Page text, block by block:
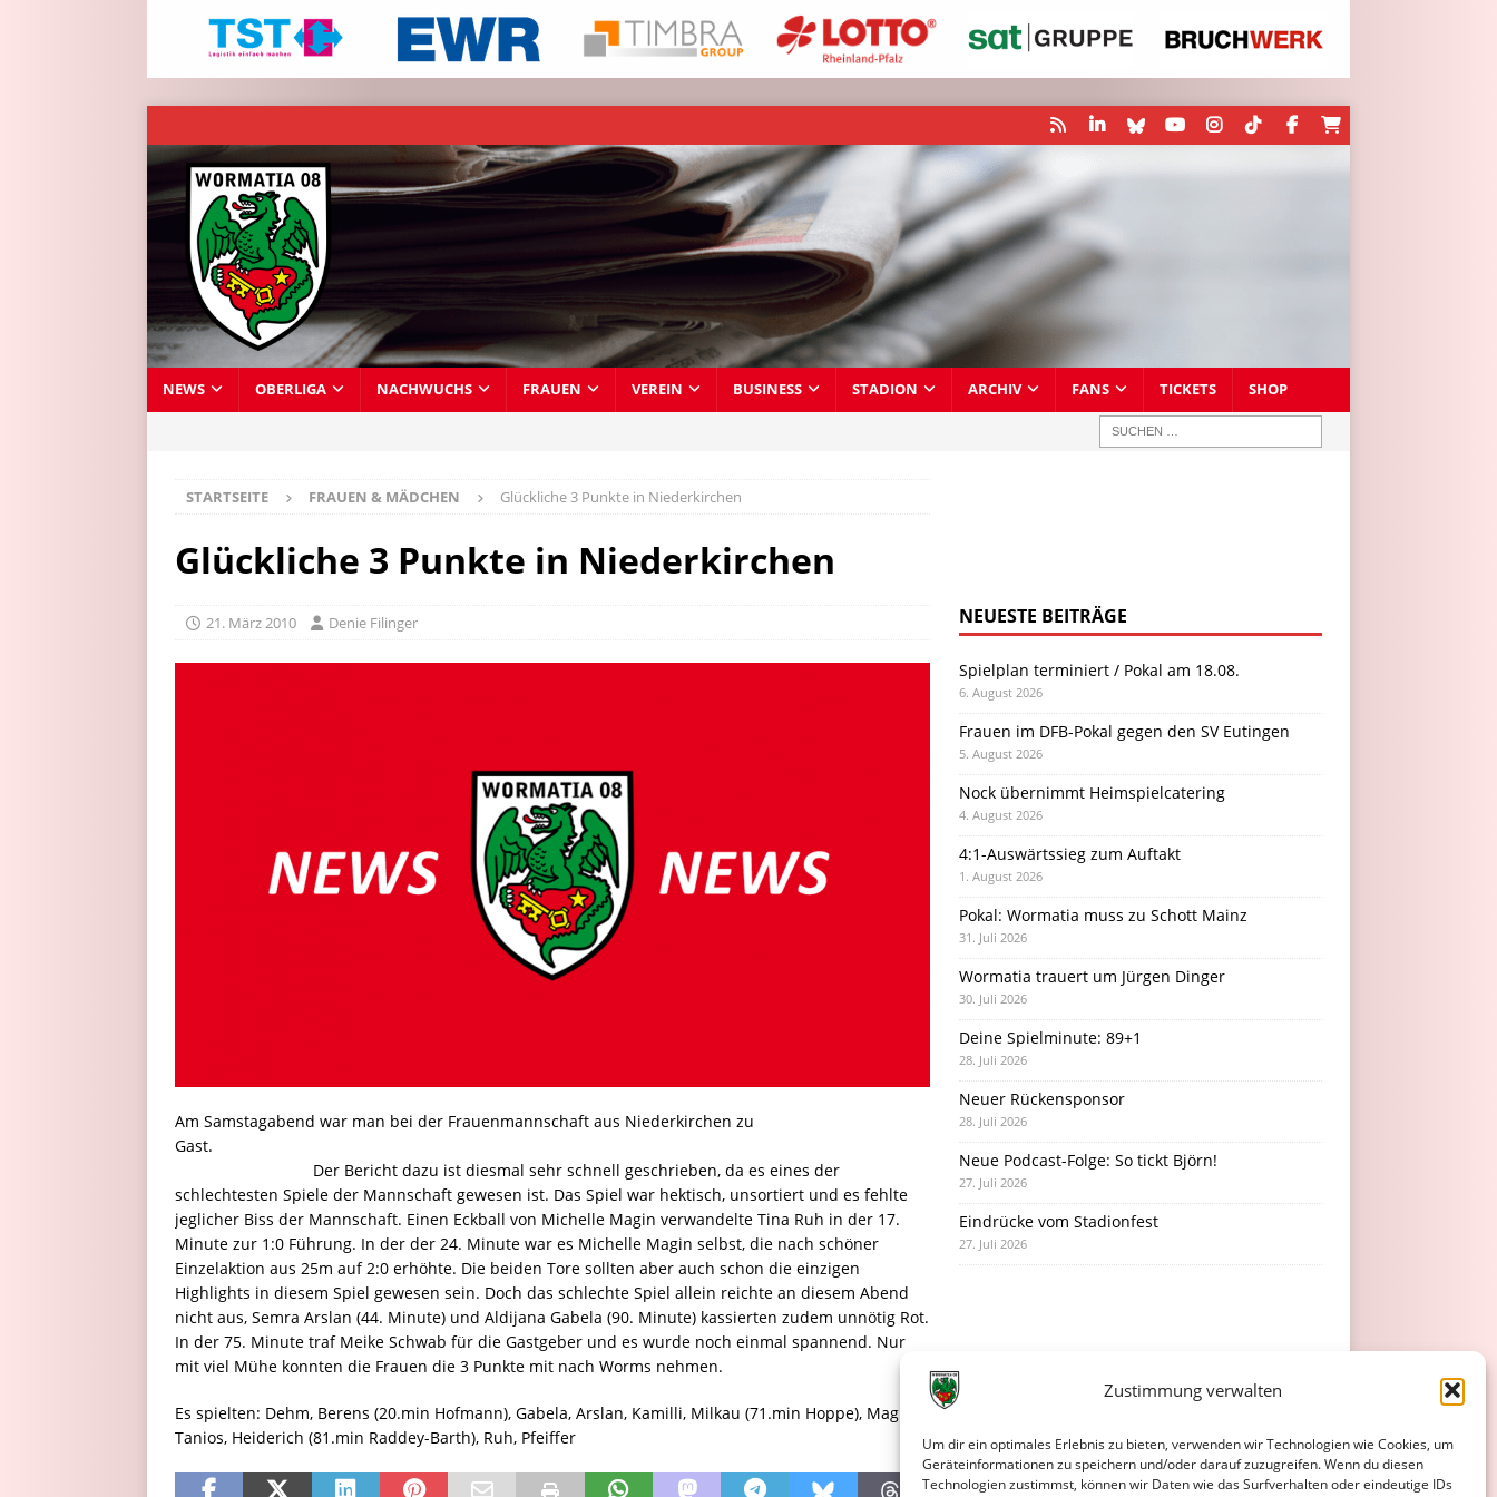
Zustimmung verwalten
Um dir ein optimales Erlebnis zu bieten, verwenden wir Technologien wie Cookies, um
Geräteinformationen zu speichern und/oder darauf zuzugreifen. Wenn du diesen
Technologien zustimmst, können wir Daten wie das Surfverhalten oder eindeutige IDs
NEWS OBERLIGA NACHWUCHS FRAUEN VEREIN BUSINESS STADION ARCHIV FANS TICKETS SHOP
STARTSEITE FRAUEN & MÄDCHEN Glückliche 3 Punkte in Niederkirchen
Glückliche 3 Punkte in Niederkirchen
21. März 2010 Denie Filinger
Am Samstagabend war man bei der Frauenmannschaft aus Niederkirchen zu
Gast.
Der Bericht dazu ist diesmal sehr schnell geschrieben, da es eines der
schlechtesten Spiele der Mannschaft gewesen ist. Das Spiel war hektisch, unsortiert und es fehlte
jeglicher Biss der Mannschaft. Einen Eckball von Michelle Magin verwandelte Tina Ruh in der 17.
Minute zur 1:0 Führung. In der der 24. Minute war es Michelle Magin selbst, die nach schöner
Einzelaktion aus 25m auf 2:0 erhöhte. Die beiden Tore sollten aber auch schon die einzigen
Highlights in diesem Spiel gewesen sein. Doch das schlechte Spiel allein reichte an diesem Abend
nicht aus, Semra Arslan (44. Minute) und Aldijana Gabela (90. Minute) kassierten zudem unnötig Rot.
In der 75. Minute traf Meike Schwab für die Gastgeber und es wurde noch einmal spannend. Nur
mit viel Mühe konnten die Frauen die 3 Punkte mit nach Worms nehmen.
Es spielten: Dehm, Berens (20.min Hofmann), Gabela, Arslan, Kamilli, Milkau (71.min Hoppe), Magin,
Tanios, Heiderich (81.min Raddey-Barth), Ruh, Pfeiffer
NEUESTE BEITRÄGE
Spielplan terminiert / Pokal am 18.08.
6. August 2026
Frauen im DFB-Pokal gegen den SV Eutingen
5. August 2026
Nock übernimmt Heimspielcatering
4. August 2026
4:1-Auswärtssieg zum Auftakt
1. August 2026
Pokal: Wormatia muss zu Schott Mainz
31. Juli 2026
Wormatia trauert um Jürgen Dinger
30. Juli 2026
Deine Spielminute: 89+1
28. Juli 2026
Neuer Rückensponsor
28. Juli 2026
Neue Podcast-Folge: So tickt Björn!
27. Juli 2026
Eindrücke vom Stadionfest
27. Juli 2026